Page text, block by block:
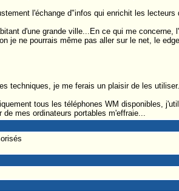
l'échange d"infos qui enrichit les lecteurs
d'une grande ville...En ce qui me concerne,
je ne pourrais même pas aller sur le net, le
techniques, je me ferais un plaisir de les utiliser.
tous les téléphones WM disponibles,
mes ordinateurs portables m'effraie...